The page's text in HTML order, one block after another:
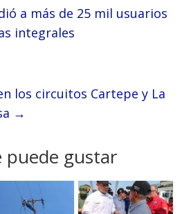
a más de 25 mil usuarios
integrales
los circuitos Cartepe y La
→
puede gustar